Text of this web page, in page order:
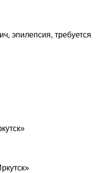
эпилепсия, требуется